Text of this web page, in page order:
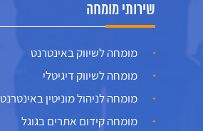
שירותי מומחה
מומחה לשיווק באינטרנט
מומחה לשיווק דיגיטלי
מומחה לניהול מוניטין באינטרנט
מומחה קידום אתרים בגוגל